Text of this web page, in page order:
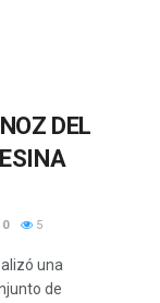
DEL
0 5
una
de